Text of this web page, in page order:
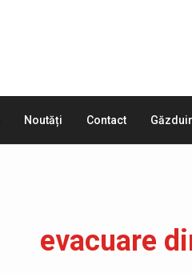
Noutăți Contact
evacuare